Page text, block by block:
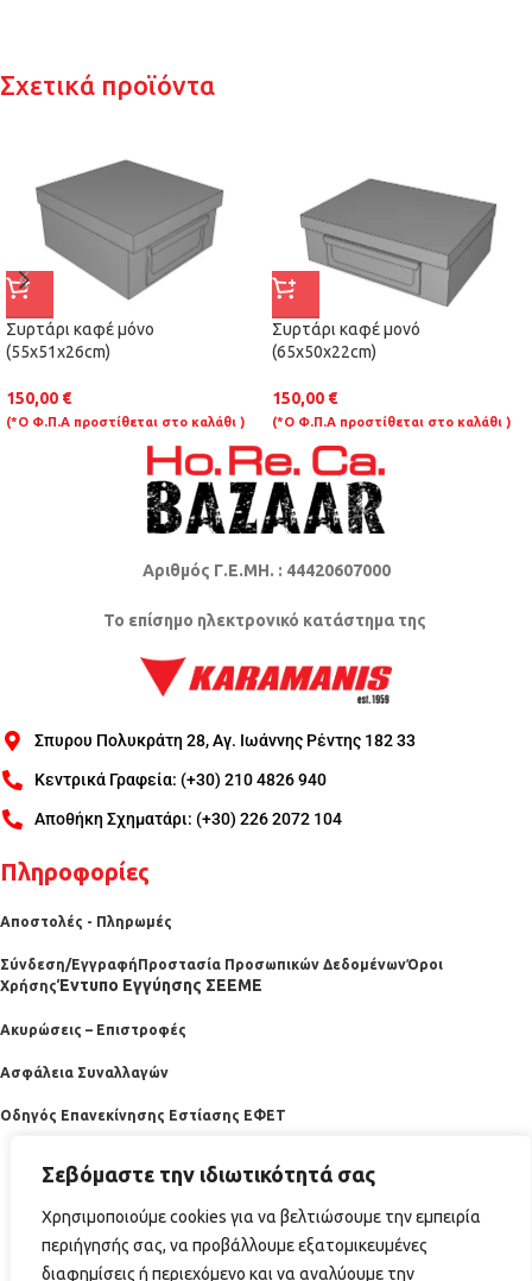
Σεβόμαστε την ιδιωτικότητά σας
Χρησιμοποιούμε cookies για να βελτιώσουμε την εμπειρία
περιήγησής σας, να προβάλλουμε εξατομικευμένες
διαφημίσεις ή περιεχόμενο και να αναλύουμε την
Σχετικά προϊόντα
Συρτάρι καφέ μόνο
(55x51x26cm)
150,00 €
(*Ο Φ.Π.Α προστίθεται στο καλάθι )
Συρτάρι καφέ μονό
(65x50x22cm)
150,00 €
(*Ο Φ.Π.Α προστίθεται στο καλάθι )
Αριθμός Γ.Ε.ΜΗ. : 44420607000
Το επίσημο ηλεκτρονικό κατάστημα της
Σπυρου Πολυκράτη 28, Αγ. Ιωάννης Ρέντης 182 33
Κεντρικά Γραφεία: (+30) 210 4826 940
Αποθήκη Σχηματάρι: (+30) 226 2072 104
Πληροφορίες
Αποστολές - Πληρωμές
Σύνδεση/Εγγραφή Προστασία Προσωπικών ΔεδομένωνΌροι
ΧρήσηςΈντυπο Εγγύησης ΣΕΕΜΕ
Ακυρώσεις – Επιστροφές
Ασφάλεια Συναλλαγών
Οδηγός Επανεκίνησης Εστίασης ΕΦΕΤ